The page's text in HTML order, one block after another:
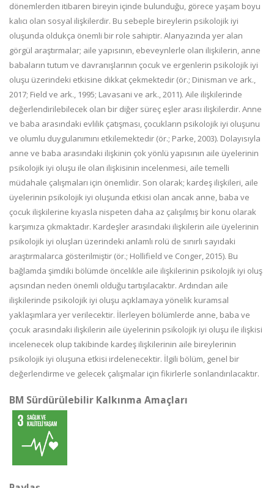
dönemlerden itibaren bireyin içinde bulunduğu, görece yaşam boyu
kalıcı olan sosyal ilişkilerdir. Bu sebeple bireylerin psikolojik iyi
oluşunda oldukça önemli bir role sahiptir. Alanyazında yer alan
görgül araştırmalar; aile yapısının, ebeveynlerle olan ilişkilerin, anne
babaların tutum ve davranışlarının çocuk ve ergenlerin psikolojik iyi
oluşu üzerindeki etkisine dikkat çekmektedir (ör.; Dinisman ve ark.,
2017; Field ve ark., 1995; Lavasani ve ark., 2011). Aile ilişkilerinde
değerlendirilebilecek olan bir diğer süreç eşler arası ilişkilerdir. Anne
ve baba arasındaki evlilik çatışması, çocukların psikolojik iyi oluşunu
ve olumlu duygulanımını etkilemektedir (ör.; Parke, 2003). Dolayısıyla
anne ve baba arasındaki ilişkinin çok yönlü yapısının aile üyelerinin
psikolojik iyi oluşu ile olan ilişkisinin incelenmesi, aile temelli
müdahale çalışmaları için önemlidir. Son olarak; kardeş ilişkileri, aile
üyelerinin psikolojik iyi oluşunda etkisi olan ancak anne, baba ve
çocuk ilişkilerine kıyasla nispeten daha az çalışılmış bir konu olarak
karşımıza çıkmaktadır. Kardeşler arasındaki ilişkilerin aile üyelerinin
psikolojik iyi oluşları üzerindeki anlamlı rolü de sınırlı sayıdaki
araştırmalarca gösterilmiştir (ör.; Hollifield ve Conger, 2015). Bu
bağlamda şimdiki bölümde öncelikle aile ilişkilerinin psikolojik iyi oluş
açısından neden önemli olduğu tartışılacaktır. Ardından aile
ilişkilerinde psikolojik iyi oluşu açıklamaya yönelik kuramsal
yaklaşımlara yer verilecektir. İlerleyen bölümlerde anne, baba ve
çocuk arasındaki ilişkilerin aile üyelerinin psikolojik iyi oluşu ile ilişkisi
incelenecek olup takibinde kardeş ilişkilerinin aile bireylerinin
psikolojik iyi oluşuna etkisi irdelenecektir. İlgili bölüm, genel bir
değerlendirme ve gelecek çalışmalar için fikirlerle sonlandırılacaktır.
BM Sürdürülebilir Kalkınma Amaçları